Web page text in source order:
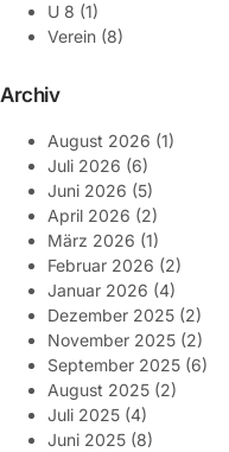
U 8 (1)
Verein (8)
Archiv
August 2026 (1)
Juli 2026 (6)
Juni 2026 (5)
April 2026 (2)
März 2026 (1)
Februar 2026 (2)
Januar 2026 (4)
Dezember 2025 (2)
November 2025 (2)
September 2025 (6)
August 2025 (2)
Juli 2025 (4)
Juni 2025 (8)